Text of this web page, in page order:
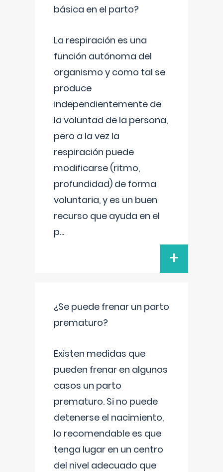
básica en el parto?
La respiración es una
función autónoma del
organismo y como tal se
produce
independientemente de
la voluntad de la persona,
pero a la vez la
respiración puede
modificarse (ritmo,
profundidad) de forma
voluntaria, y es un buen
recurso que ayuda en el
p...
+
¿Se puede frenar un parto
prematuro?
Existen medidas que
pueden frenar en algunos
casos un parto
prematuro. Si no puede
detenerse el nacimiento,
lo recomendable es que
tenga lugar en un centro
del nivel adecuado que